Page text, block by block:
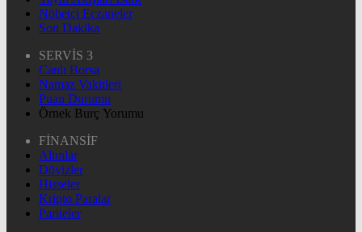
Nöbetçi Eczaneler
Son Dakika
SERVİS 3
Canlı Borsa
Namaz Vakitleri
Puan Durumu
Örnek Burç Yorumu
FİNANSİF
Altınlar
Dövizler
Hisseler
Kripto Paralar
Pariteler